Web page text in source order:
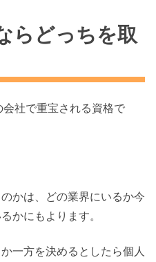
らどっちを取
社で重宝される資格で
かは、どの業界にいるか今
かにもよります。
一方を決めるとしたら個人